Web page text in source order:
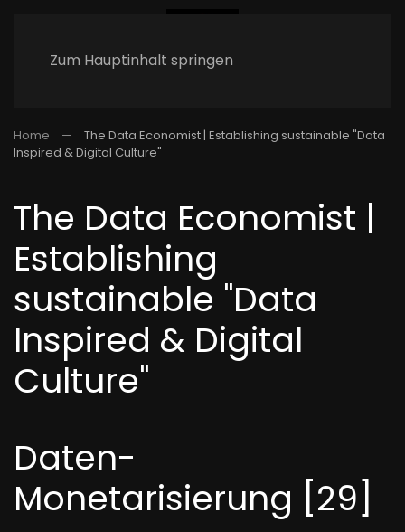
Zum Hauptinhalt springen
Home
The Data Economist | Establishing sustainable "Data
Inspired & Digital Culture"
The Data Economist |
Establishing
sustainable "Data
Inspired & Digital
Culture"
Daten-
Monetarisierung [29]